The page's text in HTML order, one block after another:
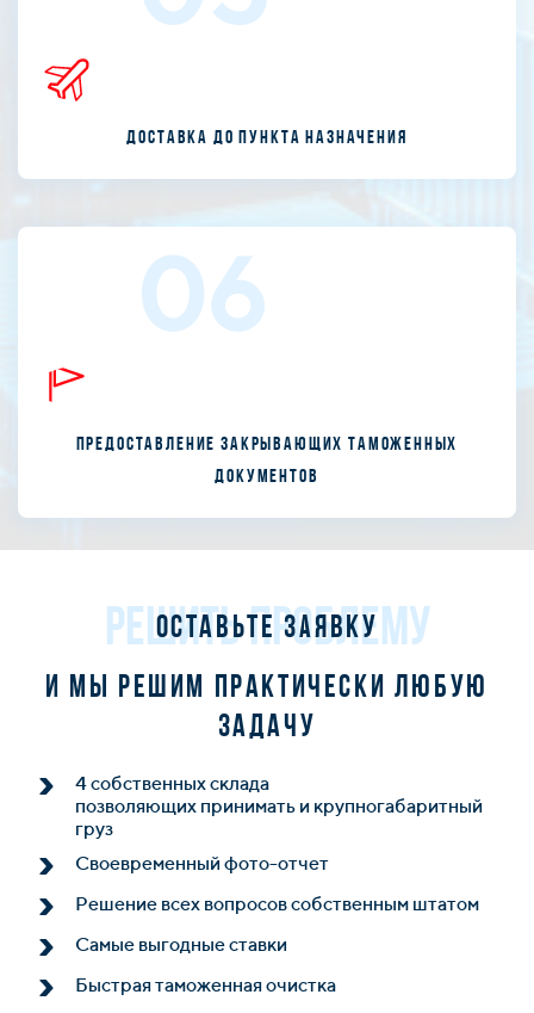
Доставка до пункта назначения
06
Предоставление закрывающих таможенных
документов
РЕШИТЬ ПРОБЛЕМУ
Оставьте заявку
и мы решим практически любую
задачу
4 собственных склада
позволяющих принимать и крупногабаритный
груз
Своевременный фото-отчет
Решение всех вопросов собственным штатом
Самые выгодные ставки
Быстрая таможенная очистка